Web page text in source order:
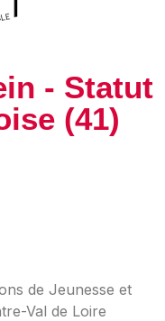
- Statut
(41)
de Jeunesse et
Val de Loire